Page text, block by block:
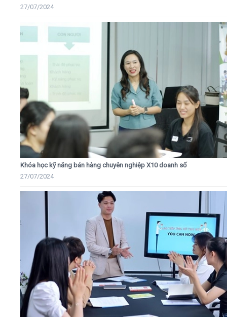
27/07/2024
Khóa học kỹ năng bán hàng chuyên nghiệp X10 doanh số
27/07/2024